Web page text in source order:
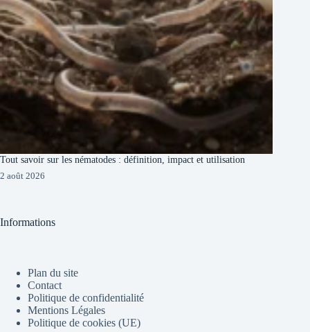
Tout savoir sur les nématodes : définition, impact et utilisation
2 août 2026
Informations
Plan du site
Contact
Politique de confidentialité
Mentions Légales
Politique de cookies (UE)